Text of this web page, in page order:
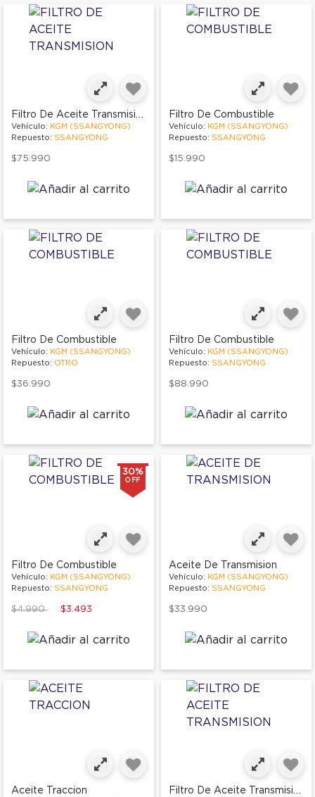
Filtro De Aceite Transmision
Vehículo: KGM (SSANGYONG)
Repuesto: SSANGYONG
$75.990
Filtro De Combustible
Vehículo: KGM (SSANGYONG)
Repuesto: SSANGYONG
$15.990
Filtro De Combustible
Vehículo: KGM (SSANGYONG)
Repuesto: OTRO
$36.990
Filtro De Combustible
Vehículo: KGM (SSANGYONG)
Repuesto: SSANGYONG
$88.990
30%
OFF
Filtro De Combustible
Vehículo: KGM (SSANGYONG)
Repuesto: SSANGYONG
Price reduced from
$4.990to $3.493
Aceite De Transmision
Vehículo: KGM (SSANGYONG)
Repuesto: SSANGYONG
$33.990
Aceite Traccion Filtro De Aceite Transmision